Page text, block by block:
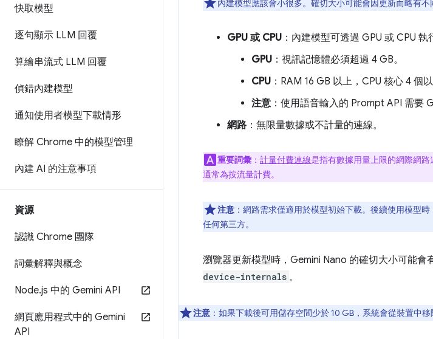
快取模型
逐句顯示 LLM 回覆
算繪串流式 LLM 回覆
偵錯內建模型
通知使用者模型下載情形
瞭解 Chrome 中的模型管理
內建 AI 的注意事項
資源
認識 Chrome 團隊
詞彙解釋與概念
Node.js 中的 Gemini API
網頁應用程式中的 Gemini
API
內建模型應該會小很多。確切大小可能會因更新而略有不
GPU 或 CPU ：內建模型可透過 GPU 或 CPU 執
GPU ：視訊記憶體必須超過 4 GB。
CPU ：RAM 16 GB 以上，CPU 核心 4 個以
注意：使用語音輸入的 Prompt API 需要
網路 ：無限量數據或不計量的連線。
重要詞彙 ： 計量付費連線是指有數據用量上限的網際網
通常為按流量計費。
注意 ：網路需求僅適用於模型初始下載。後續使用模型
任何第三方。
瀏覽器更新模型時，Gemini Nano 的確切大小可能
device-internals 。
注意 ：如果下載後可用儲存空間少於 10 GB，系統會從裝置中